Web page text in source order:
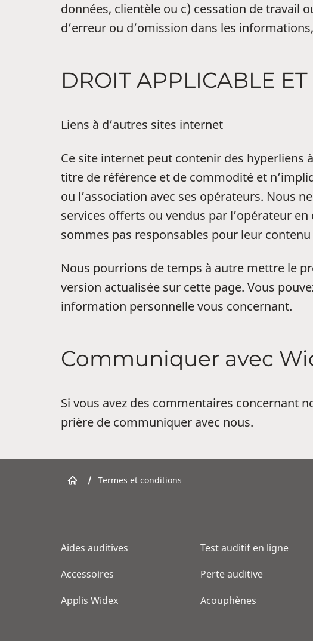
données, clientèle ou c) cessation de travail
d’erreur ou d’omission dans les
DROIT APPLICABLE ET
Liens à d’autres sites internet
Ce site internet peut contenir des hyperliens
titre de référence et de commodité et
ou l’association avec ses opérateurs. Nous
services offerts ou vendus par l’opérateur
sommes pas responsables pour leur
Nous pourrions de temps à autre mettre le
version actualisée sur cette page. Vous
information personnelle vous concernant.
Communiquer avec
Si vous avez des commentaires concernant
prière de communiquer avec nous.
/ Termes et conditions
Aides auditives
Accessoires
Applis Widex
Test auditif en ligne
Perte auditive
Acouphènes